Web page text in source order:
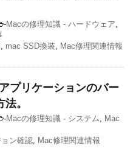
-Macの修理知識 - ハードウェア,
, mac SSD換装, Mac修理関連情報
プリケーションのバー
。
-Macの修理知識 - システム, Mac
ン確認, Mac修理関連情報